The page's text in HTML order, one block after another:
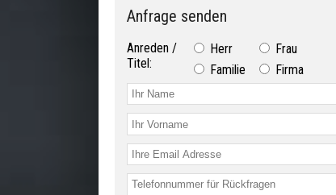
Anfrage senden
Anreden /
Titel:
Herr
Frau
Familie
Firma